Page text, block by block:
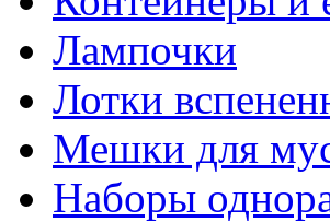
Лампочки
Лотки
Мешки для
Наборы